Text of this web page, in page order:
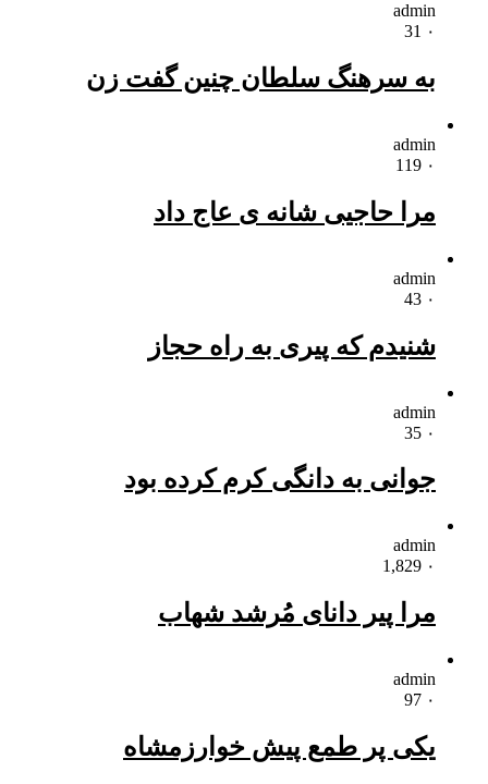
admin
۰
به سرهنگ سلطان چنین گفت زن
admin
۰
مرا حاجیی شانه ی عاج داد
admin
۰
شنیدم که پیری به راه حجاز
admin
۰
جوانی به دانگی کرم کرده بود
admin
۰
مرا پیر دانای مُرشد شهاب
admin
۰
یکی پر طمع پیش خوارزمشاه